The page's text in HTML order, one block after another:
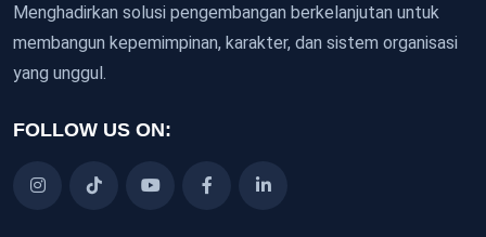
Menghadirkan solusi pengembangan berkelanjutan untuk
membangun kepemimpinan, karakter, dan sistem organisasi
yang unggul.
FOLLOW US ON: